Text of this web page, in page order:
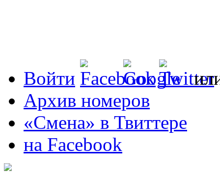
Войти
Архив номеров
«Смена» в Твиттере
на Facebook